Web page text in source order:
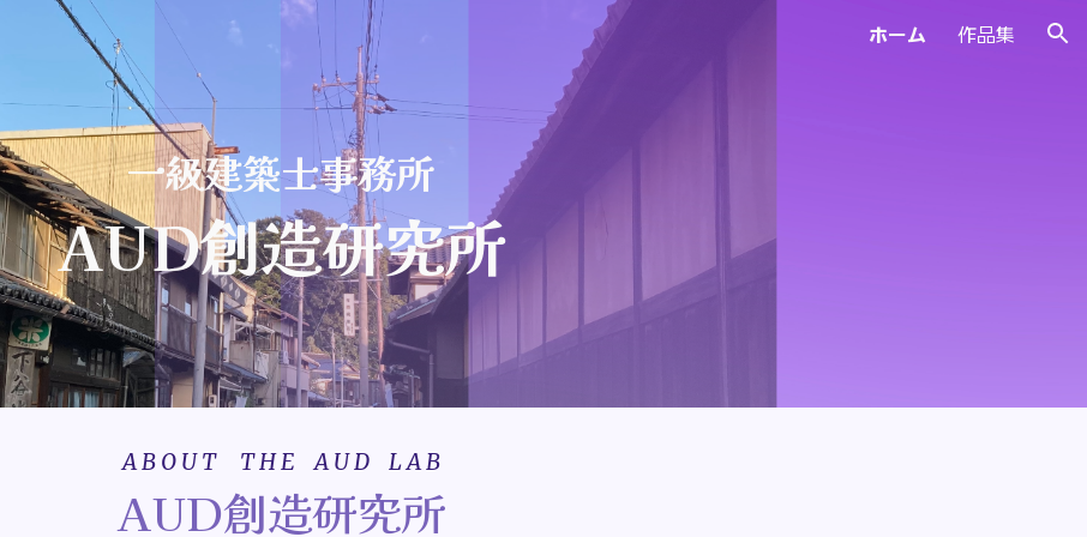
Skip to main content ホーム 作品集
一級建築士事務所
AUD創造研究所
A B O U T T H E A U D L A B
AUD創造研究所